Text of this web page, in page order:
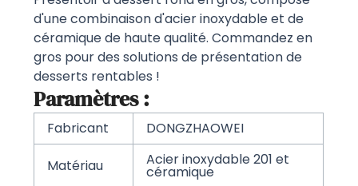
d'une combinaison d'acier inoxydable et de
céramique de haute qualité. Commandez en
gros pour des solutions de présentation de
desserts rentables !
Paramètres :
Fabricant DONGZHAOWEI
Matériau Acier inoxydable 201 et
céramique